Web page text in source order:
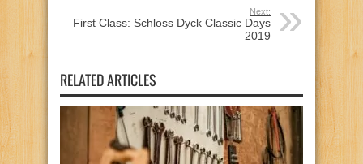
Next:
First Class: Schloss Dyck Classic Days
2019
RELATED ARTICLES